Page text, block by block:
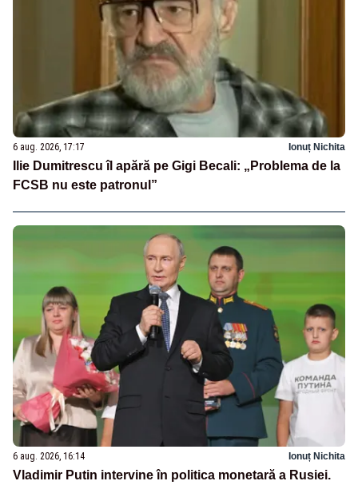
6 aug. 2026, 17:17 Ionuț Nichita
Ilie Dumitrescu îl apără pe Gigi Becali: „Problema de la
FCSB nu este patronul”
6 aug. 2026, 16:14 Ionuț Nichita
Vladimir Putin intervine în politica monetară a Rusiei.